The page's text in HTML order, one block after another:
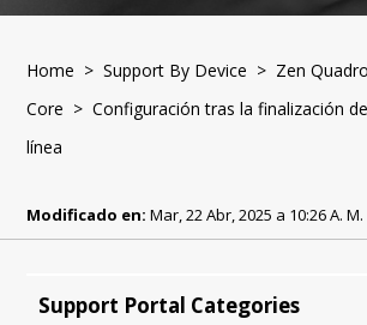
Home >Support By Device > Zen
Core > Configuración tras la finalización
línea
Modificado en: Mar, 22 Abr, 2025 a 10:26 A. M.
Support Portal Categories